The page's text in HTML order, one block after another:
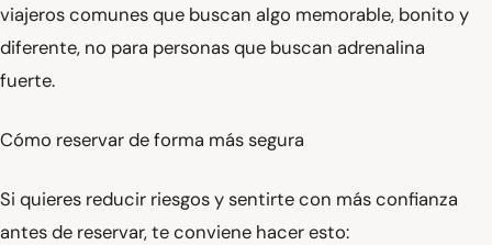
viajeros comunes que buscan algo memorable, bonito y
diferente, no para personas que buscan adrenalina
fuerte.
Cómo reservar de forma más segura
Si quieres reducir riesgos y sentirte con más confianza
antes de reservar, te conviene hacer esto: